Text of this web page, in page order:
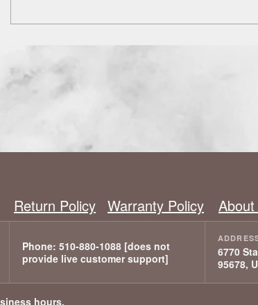
Return Policy Warranty Policy About
6770
95678,